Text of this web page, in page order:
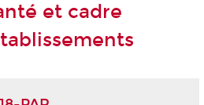
et cadre